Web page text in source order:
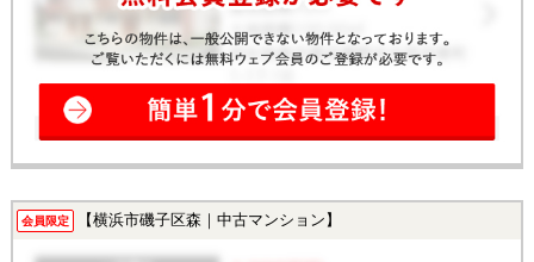
会員限定 【横浜市磯子区森｜中古マンション】